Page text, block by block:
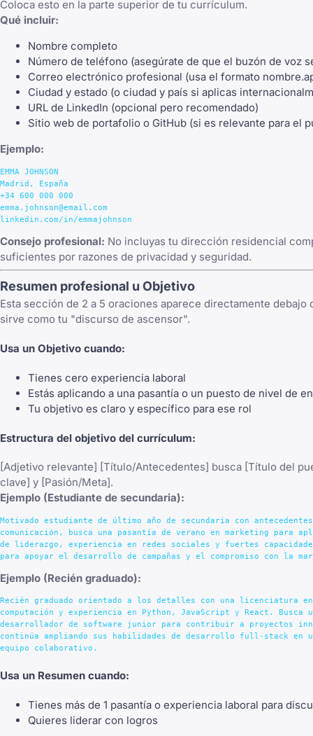
Coloca esto en la parte superior de tu currículum.
Qué incluir:
Nombre completo
Número de teléfono (asegúrate de que el buzón de voz
Correo electrónico profesional (usa el formato
Ciudad y estado (o ciudad y país si aplicas
URL de LinkedIn (opcional pero recomendado)
Sitio web de portafolio o GitHub (si es relevante para el
Ejemplo:
EMMA JOHNSON
Madrid, España
+34 600 000 000
emma.johnson@email.com
Consejo profesional: No incluyas tu dirección residencial
suficientes por razones de privacidad y seguridad.
Resumen profesional u Objetivo
Esta sección de 2 a 5 oraciones aparece directamente
sirve como tu "discurso de ascensor".
Usa un Objetivo cuando:
Tienes cero experiencia laboral
Estás aplicando a una pasantía o un puesto de nivel de
Tu objetivo es claro y específico para ese rol
Estructura del objetivo del currículum:
[Adjetivo relevante] [Título/Antecedentes] busca [Título del
clave] y [Pasión/Meta].
Ejemplo (Estudiante de secundaria):
Motivado estudiante de último año de secundaria con
comunicación, busca una pasantía de verano en marketing para
de liderazgo, experiencia en redes sociales y fuertes
Ejemplo (Recién graduado):
Recién graduado orientado a los detalles con una licenciatura
computación y experiencia en Python, JavaScript y React. Busca
desarrollador de software junior para contribuir a proyectos
continúa ampliando sus habilidades de desarrollo full-stack en
Usa un Resumen cuando:
Tienes más de 1 pasantía o experiencia laboral para
Quieres liderar con logros